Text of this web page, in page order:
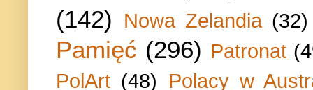
(142) Nowa Zelandia (32)
Pamięć (296) Patronat
PolArt (48) Polacy w